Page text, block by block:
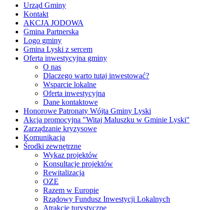
Urząd Gminy
Kontakt
AKCJA JODOWA
Gmina Partnerska
Logo gminy
Gmina Lyski z sercem
Oferta inwestycyjna gminy
O nas
Dlaczego warto tutaj inwestować?
Wsparcie lokalne
Oferta inwestycyjna
Dane kontaktowe
Honorowe Patronaty Wójta Gminy Lyski
Akcja promocyjna "Witaj Maluszku w Gminie Lyski"
Zarządzanie kryzysowe
Komunikacja
Środki zewnętrzne
Wykaz projektów
Konsultacje projektów
Rewitalizacja
OZE
Razem w Europie
Rządowy Fundusz Inwestycji Lokalnych
Atrakcje turystyczne